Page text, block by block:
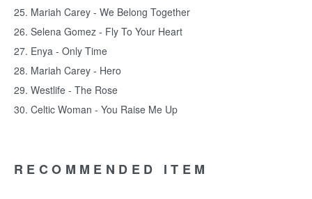
25. Mariah Carey - We Belong Together
26. Selena Gomez - Fly To Your Heart
27. Enya - Only Time
28. Mariah Carey - Hero
29. Westlife - The Rose
30. Celtic Woman - You Raise Me Up
RECOMMENDED ITEM